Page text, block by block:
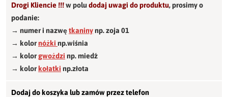
Drogi Kliencie !!!w poludodaj uwagi do produktu,prosimy o
podanie:
→ numer i nazwętkaninynp. zoja 01
→ kolornóżki np.wiśnia
→ kolorgwożdzi np. miedź
→ kolorkołatki np.złota
Dodaj do koszyka lub zamów przez telefon